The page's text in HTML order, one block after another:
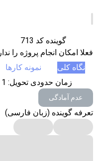
گوینده کد 713
فعلا امکان انجام پروژه را
نگاه کلی
نمونه کارها
زمان حدودی تحویل: 1
عدم آمادگی
تعرفه گوینده (زبان فارسی)